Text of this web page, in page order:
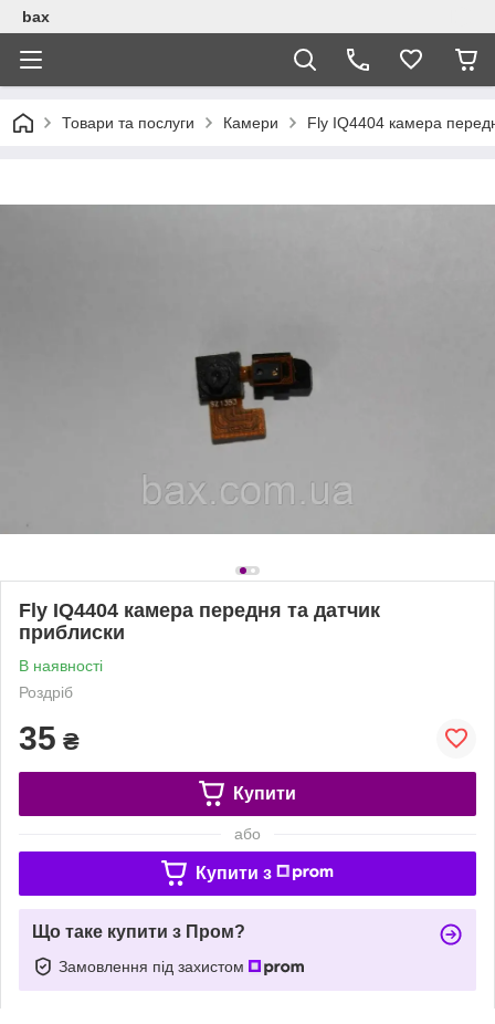
bax
Товари та послуги Камери Fly IQ4404 камера
Fly IQ4404 камера передня та датчик
приблиски
В наявності
Роздріб
35 ₴
Купити
або
Купити з
Що таке купити з Пром?
Замовлення під захистом